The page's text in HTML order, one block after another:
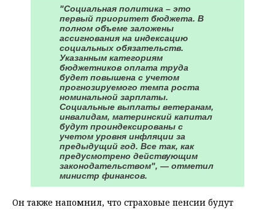
"Социальная политика – это
первый приоритет бюджета. В
полном объеме заложены
ассигнования на индексацию
социальных обязательств.
Указанным категориям
бюджетников оплата труда
будет повышена с учетом
прогнозируемого темпа роста
номинальной зарплаты.
Социальные выплаты ветеранам,
инвалидам, материнский капитал
будут проиндексированы с
учетом уровня инфляции за
предыдущий год. Все так, как
предусмотрено действующим
законодательством", — отметил
министр финансов.
Он также напомнил, что страховые пенсии будут